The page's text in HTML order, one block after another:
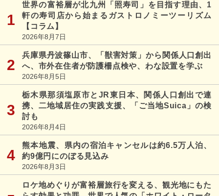
世界の富裕層が北九州「照寿司」を目指す理由、1
軒の寿司店から始まるガストロノミーツーリズム
【コラム】
2026年8月7日
兵庫県丹波篠山市、「獣害対策」から関係人口創出
へ、市外在住者が防護柵点検や、わな設置を学ぶ
2026年8月5日
栃木県那須塩原市とJR東日本、関係人口創出で連
携、二地域居住の実践支援、「ご当地Suica」の検
討も
2026年8月4日
熊本地震、県内の宿泊キャンセルは約6.5万人泊、
約9億円にのぼる見込み
2026年8月3日
ロケ地めぐりが富裕層旅行を変える、観光地にもた